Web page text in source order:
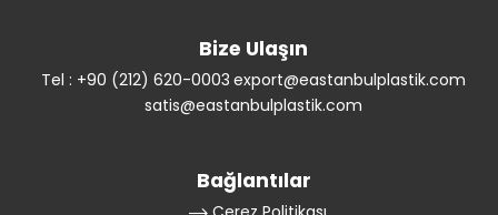
Bize Ulaşın
Tel : +90 (212) 620-0003 export@eastanbulplastik.com
satis@eastanbulplastik.com
Bağlantılar